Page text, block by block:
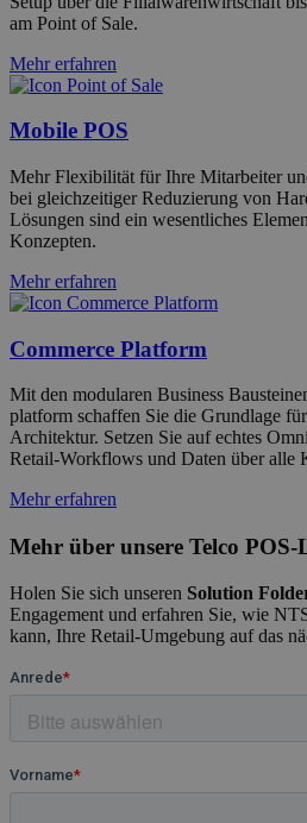
am Point of Sale.
Mehr erfahren
Mobile POS
Mehr Flexibilität für Ihre Mitarbeiter
bei gleichzeitiger Reduzierung von
Lösungen sind ein wesentliches
Konzepten.
Mehr erfahren
Commerce Platform
Mit den modularen Business
platform schaffen Sie die Grundlage
Architektur. Setzen Sie auf echtes
Retail-Workflows und Daten über alle
Mehr erfahren
Mehr über unsere Telco POS-
Holen Sie sich unseren Solution
Engagement und erfahren Sie, wie
kann, Ihre Retail-Umgebung auf das